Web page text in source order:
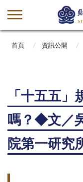
首頁 資訊公開
「十五五」
嗎？◆文／
院第一研究